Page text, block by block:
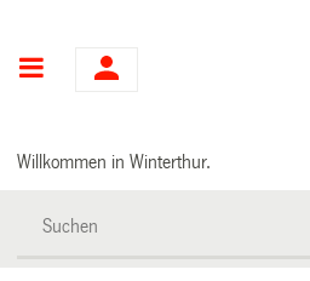
Hauptnavigation
Willkommen in Winterthur.